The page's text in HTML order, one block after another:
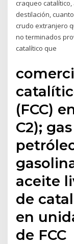
craqueo
destilación,
crudo extranjero
no terminados
catalítico que
(FCC)
C2);
aceite
de
en
de FCC